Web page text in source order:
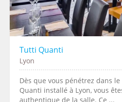
Tutti Quanti
Lyon
Dès que vous pénétrez dans
Quanti installé à Lyon, vous
authentique de la salle. Ce ...